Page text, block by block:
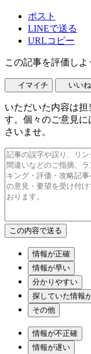
ポスト
LINEで送る
URLコピー
この記事を評価しよ
イマイチ いいね
いただいた内容は
す。個々のご意見
さいませ。
情報が正確
情報が早い
分かりやすい
探していた情報
その他
情報が不正確
情報が遅い